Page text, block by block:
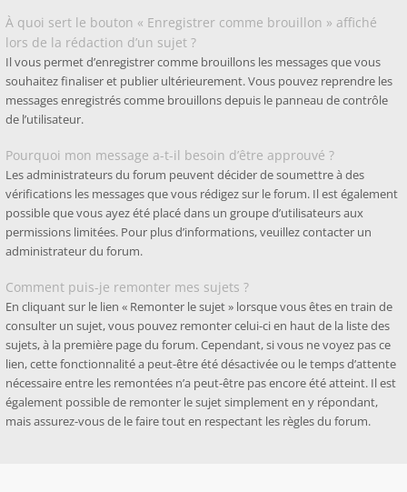
À quoi sert le bouton « Enregistrer comme brouillon » affiché
lors de la rédaction d’un sujet ?
Il vous permet d’enregistrer comme brouillons les messages que vous
souhaitez finaliser et publier ultérieurement. Vous pouvez reprendre les
messages enregistrés comme brouillons depuis le panneau de contrôle
de l’utilisateur.
Pourquoi mon message a-t-il besoin d’être approuvé ?
Les administrateurs du forum peuvent décider de soumettre à des
vérifications les messages que vous rédigez sur le forum. Il est également
possible que vous ayez été placé dans un groupe d’utilisateurs aux
permissions limitées. Pour plus d’informations, veuillez contacter un
administrateur du forum.
Comment puis-je remonter mes sujets ?
En cliquant sur le lien « Remonter le sujet » lorsque vous êtes en train de
consulter un sujet, vous pouvez remonter celui-ci en haut de la liste des
sujets, à la première page du forum. Cependant, si vous ne voyez pas ce
lien, cette fonctionnalité a peut-être été désactivée ou le temps d’attente
nécessaire entre les remontées n’a peut-être pas encore été atteint. Il est
également possible de remonter le sujet simplement en y répondant,
mais assurez-vous de le faire tout en respectant les règles du forum.